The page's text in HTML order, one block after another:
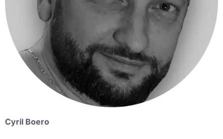
Cyril Boero